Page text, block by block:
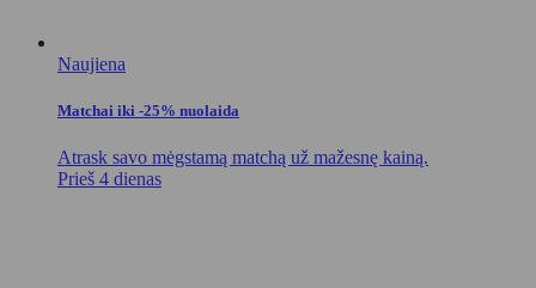
Naujiena
Matchai iki -25% nuolaida
Atrask savo mėgstamą matchą už mažesnę kainą.
Prieš 4 dienas